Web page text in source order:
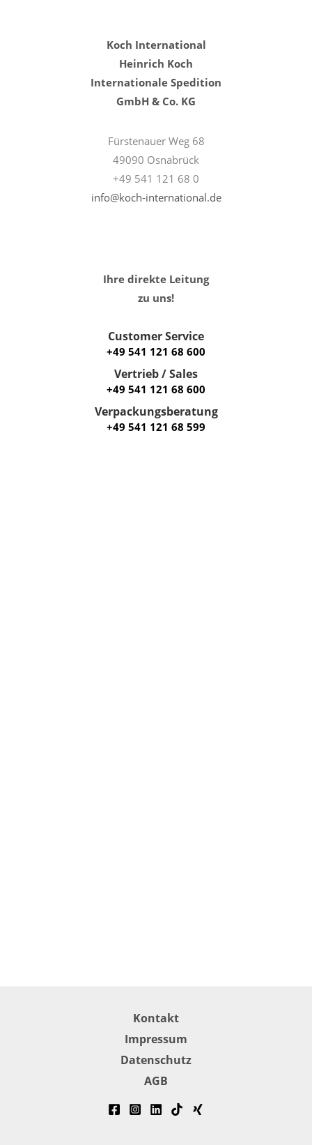
Koch International
Heinrich Koch
Internationale Spedition
GmbH & Co. KG
Fürstenauer Weg 68
49090 Osnabrück
+49 541 121 68 0
info@koch-international.de
Ihre direkte Leitung
zu uns!
Customer Service
+49 541 121 68 600
Vertrieb / Sales
+49 541 121 68 600
Verpackungsberatung
+49 541 121 68 599
Kontakt
Impressum
Datenschutz
AGB